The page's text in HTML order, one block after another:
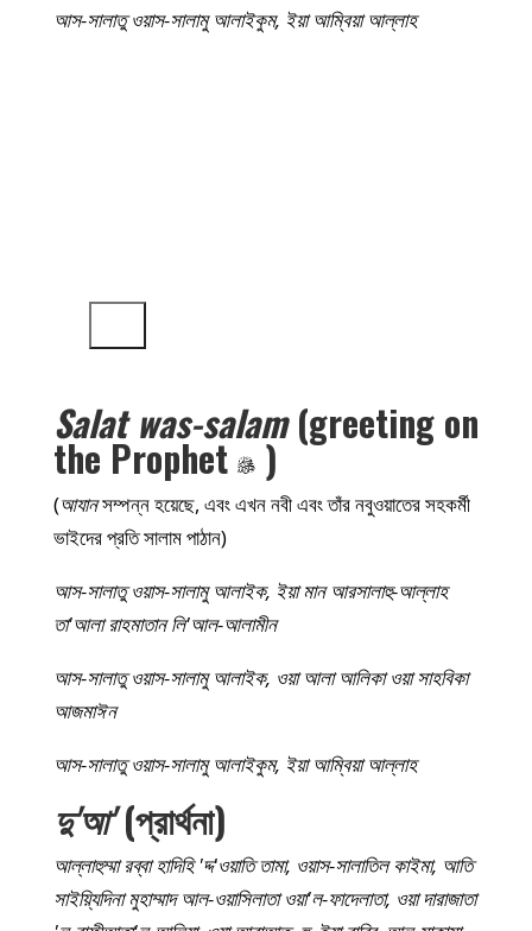
আস-সালাতু ওয়াস-সালামু আলাইকুম, ইয়া আম্বিয়া আল্লাহ
Salat was-salam(greeting on
the Prophet )
(আযানসম্পন্ন হয়েছে, এবং এখন নবী এবং তাঁর নবুওয়াতের সহকর্মী
ভাইদের প্রতি সালাম পাঠান)
আস-সালাতু ওয়াস-সালামু আলাইক, ইয়া মান আরসালাহু-আল্লাহ
তা'আলা রাহমাতান লি'আল-আলামীন
আস-সালাতু ওয়াস-সালামু আলাইক, ওয়া আলা আলিকা ওয়া সাহবিকা
আজমাঈন
আস-সালাতু ওয়াস-সালামু আলাইকুম, ইয়া আম্বিয়া আল্লাহ
দু'আ'(প্রার্থনা)
আল্লাহুম্মা রব্বা হাদিহি 'দ্দ'ওয়াতি তামা, ওয়াস-সালাতিল কাইমা, আতি
সাইয়্যিদিনা মুহাম্মাদ আল-ওয়াসিলাতা ওয়া'ল-ফাদেলাতা, ওয়া দারাজাতা